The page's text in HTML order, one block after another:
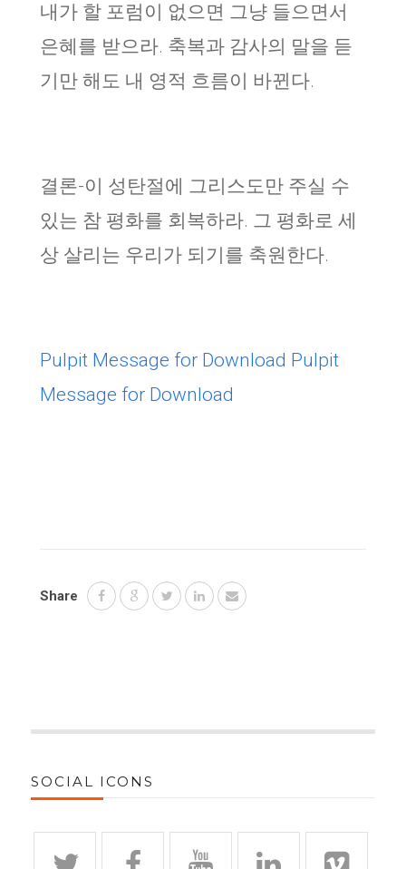
내가 할 포럼이 없으면 그냥 들으면서
은혜를 받으라. 축복과 감사의 말을 듣
기만 해도 내 영적 흐름이 바뀐다.
결론-이 성탄절에 그리스도만 주실 수
있는 참 평화를 회복하라. 그 평화로 세
상 살리는 우리가 되기를 축원한다.
Pulpit Message for Download Pulpit
Message for Download
Share
SOCIAL ICONS